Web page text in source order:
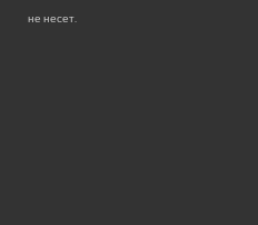
не несет.